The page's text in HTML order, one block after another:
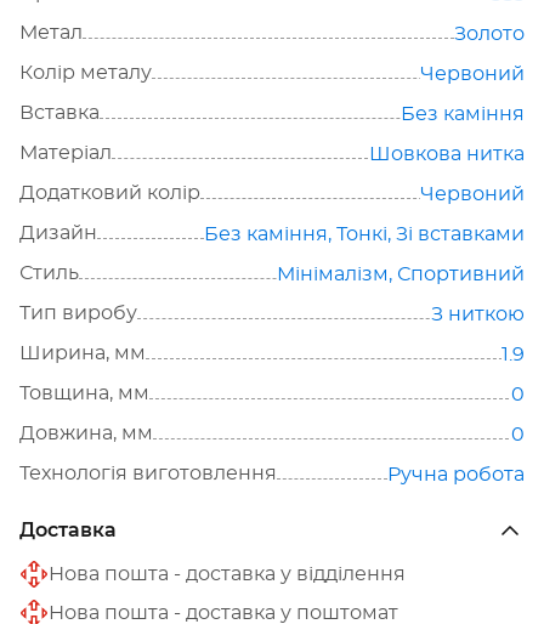
Метал
Золото
Колір металу
Червоний
Вставка
Без каміння
Матеріал
Шовкова нитка
Додатковий колір
Червоний
Дизайн
Без каміння, Тонкі, Зі вставками
Стиль
Мінімалізм, Спортивний
Тип виробу
З ниткою
Ширина, мм
1.9
Товщина, мм
0
Довжина, мм
0
Технологія виготовлення
Ручна робота
Доставка
Нова пошта - доставка у відділення
Нова пошта - доставка у поштомат